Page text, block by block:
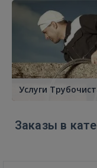
Услуги
Заказы в